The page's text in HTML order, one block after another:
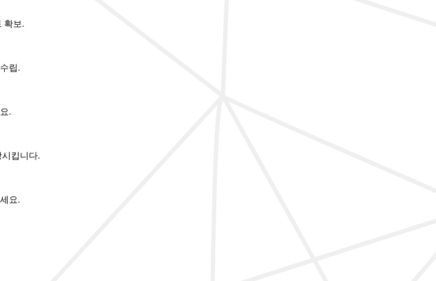
확보.
립.
.
킵니다.
요.